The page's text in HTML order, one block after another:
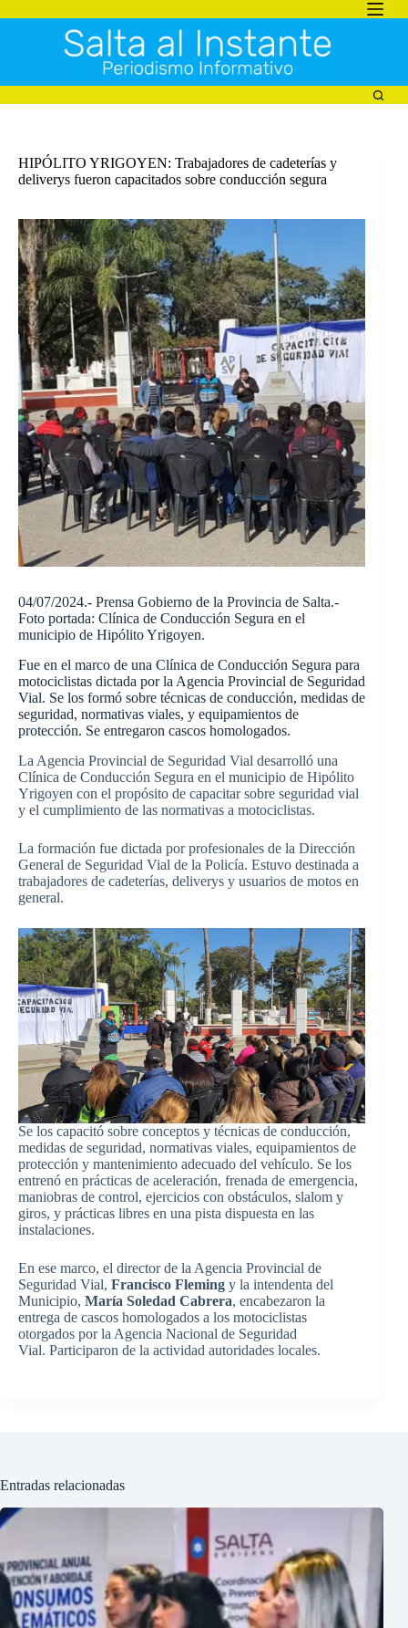
al
HIPÓLITO YRIGOYEN: Trabajadores de cadeterías y
deliverys fueron capacitados sobre conducción segura
04/07/2024.- Prensa Gobierno de la Provincia de Salta.-
Foto portada: Clínica de Conducción Segura en el
municipio de Hipólito Yrigoyen.
Fue en el marco de una Clínica de Conducción Segura para
motociclistas dictada por la Agencia Provincial de Seguridad
Vial. Se los formó sobre técnicas de conducción, medidas de
seguridad, normativas viales, y equipamientos de
protección. Se entregaron cascos homologados.
La Agencia Provincial de Seguridad Vial desarrolló una
Clínica de Conducción Segura en el municipio de Hipólito
Yrigoyen con el propósito de capacitar sobre seguridad vial
y el cumplimiento de las normativas a motociclistas.
La formación fue dictada por profesionales de la Dirección
General de Seguridad Vial de la Policía. Estuvo destinada a
trabajadores de cadeterías, deliverys y usuarios de motos en
general.
Se los capacitó sobre conceptos y técnicas de conducción,
medidas de seguridad, normativas viales, equipamientos de
protección y mantenimiento adecuado del vehículo. Se los
entrenó en prácticas de aceleración, frenada de emergencia,
maniobras de control, ejercicios con obstáculos, slalom y
giros, y prácticas libres en una pista dispuesta en las
instalaciones.
En ese marco, el director de la Agencia Provincial de
Seguridad Vial, Francisco Fleming y la intendenta del
Municipio, María Soledad Cabrera, encabezaron la
entrega de cascos homologados a los motociclistas
otorgados por la Agencia Nacional de Seguridad
Vial. Participaron de la actividad autoridades locales.
Entradas relacionadas